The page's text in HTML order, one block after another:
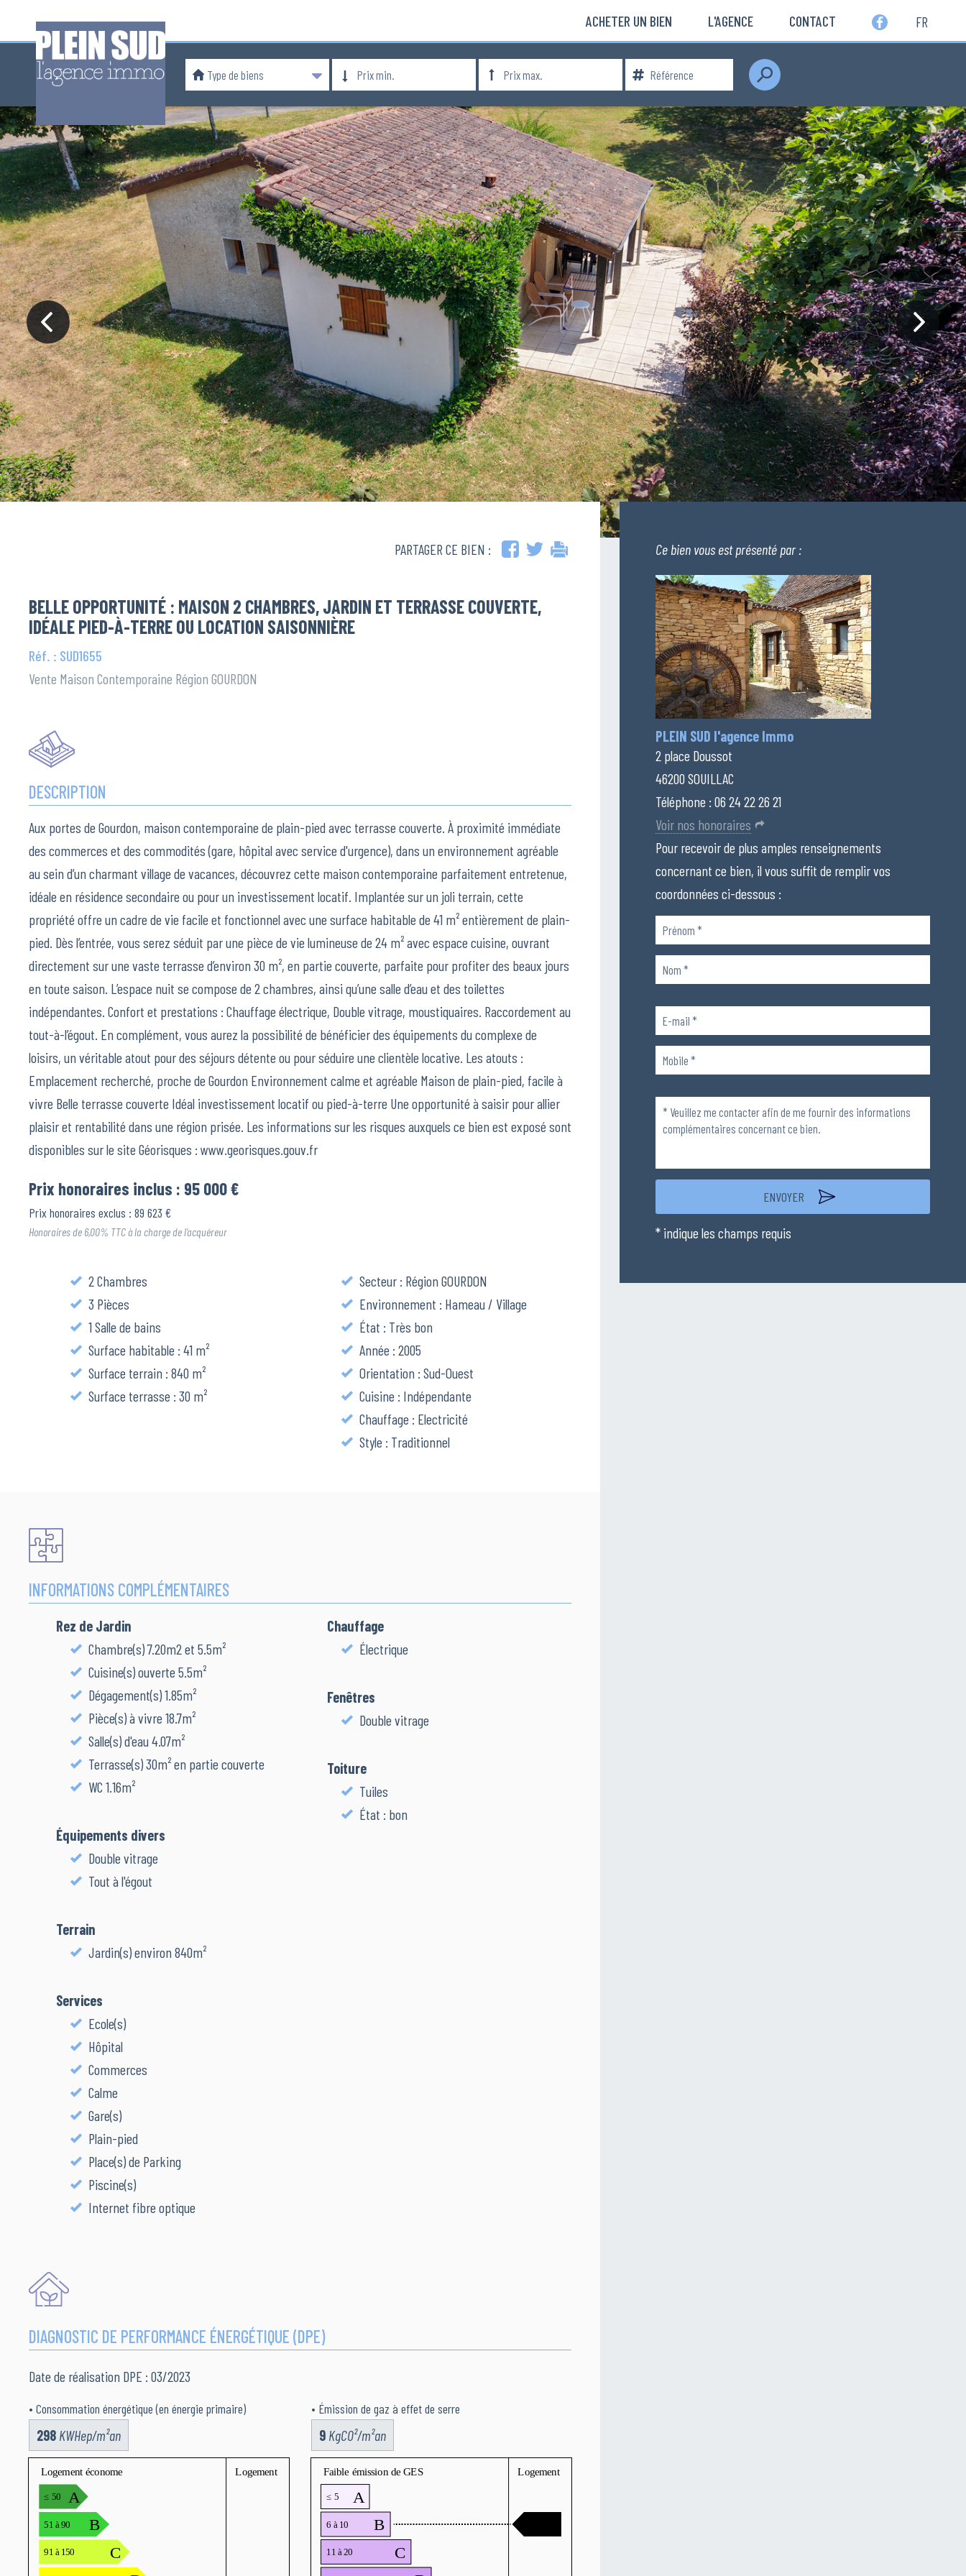
ACHETER UN BIEN L'AGENCE CONTACT FR
Rechercher
PARTAGER CE BIEN :
BELLE OPPORTUNITÉ : MAISON 2 CHAMBRES, JARDIN ET TERRASSE COUVERTE,
IDÉALE PIED-À-TERRE OU LOCATION SAISONNIÈRE
Réf. : SUD1655
Vente Maison Contemporaine Région GOURDON
DESCRIPTION
Aux portes de Gourdon, maison contemporaine de plain-pied avec terrasse couverte. À proximité immédiate
des commerces et des commodités (gare, hôpital avec service d'urgence), dans un environnement agréable
au sein d’un charmant village de vacances, découvrez cette maison contemporaine parfaitement entretenue,
idéale en résidence secondaire ou pour un investissement locatif. Implantée sur un joli terrain, cette
propriété offre un cadre de vie facile et fonctionnel avec une surface habitable de 41 m² entièrement de plain-
pied. Dès l’entrée, vous serez séduit par une pièce de vie lumineuse de 24 m² avec espace cuisine, ouvrant
directement sur une vaste terrasse d’environ 30 m², en partie couverte, parfaite pour profiter des beaux jours
en toute saison. L’espace nuit se compose de 2 chambres, ainsi qu’une salle d’eau et des toilettes
indépendantes. Confort et prestations : Chauffage électrique, Double vitrage, moustiquaires. Raccordement au
tout-à-l’égout. En complément, vous aurez la possibilité de bénéficier des équipements du complexe de
loisirs, un véritable atout pour des séjours détente ou pour séduire une clientèle locative. Les atouts :
Emplacement recherché, proche de Gourdon Environnement calme et agréable Maison de plain-pied, facile à
vivre Belle terrasse couverte Idéal investissement locatif ou pied-à-terre Une opportunité à saisir pour allier
plaisir et rentabilité dans une région prisée. Les informations sur les risques auxquels ce bien est exposé sont
disponibles sur le site Géorisques : www.georisques.gouv.fr
Prix honoraires inclus : 95 000 €
Prix honoraires exclus : 89 623 €
Honoraires de 6,00% TTC à la charge de l’acquéreur
2 Chambres
3 Pièces
1 Salle de bains
Surface habitable : 41 m²
Surface terrain : 840 m²
Surface terrasse : 30 m²
Secteur : Région GOURDON
Environnement : Hameau / Village
État : Très bon
Année : 2005
Orientation : Sud-Ouest
Cuisine : Indépendante
Chauffage : Electricité
Style : Traditionnel
INFORMATIONS COMPLÉMENTAIRES
Rez de Jardin
Chambre(s) 7.20m2 et 5.5m²
Cuisine(s) ouverte 5.5m²
Dégagement(s) 1.85m²
Pièce(s) à vivre 18.7m²
Salle(s) d'eau 4.07m²
Terrasse(s) 30m² en partie couverte
WC 1.16m²
Équipements divers
Double vitrage
Tout à l'égout
Terrain
Jardin(s) environ 840m²
Services
Ecole(s)
Hôpital
Commerces
Calme
Gare(s)
Plain-pied
Place(s) de Parking
Piscine(s)
Internet fibre optique
Chauffage
Électrique
Fenêtres
Double vitrage
Toiture
Tuiles
État : bon
DIAGNOSTIC DE PERFORMANCE ÉNERGÉTIQUE (DPE)
Date de réalisation DPE : 03/2023
• Consommation énergétique (en énergie primaire)
298 KWHep/m²an
• Émission de gaz à effet de serre
9KgCO²/m²an
Ce bien vous est présenté par :
PLEIN SUD l'agence Immo
2 place Doussot
46200 SOUILLAC
Téléphone : 06 24 22 26 21
Voir nos honoraires
Pour recevoir de plus amples renseignements
concernant ce bien, il vous suffit de remplir vos
coordonnées ci-dessous :
Veuillez
laisser
ce
champ
vide.
Veuillez
laisser
champ
* indique les champs requis